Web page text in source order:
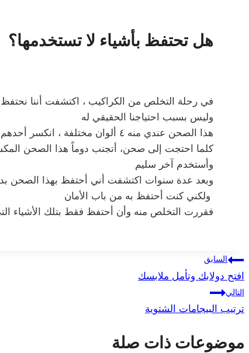
هل تحتفظ بأشياء لا تستخدمها؟
في رحلة التخلص من الكراكيب ، اكتشفت أننا نحتفظ
وليس بسبب احتياجنا الحقيقي له
هذا الصحن عندي منه ٤ ألوان مختلفة ، انكسر أحدهم بذلك الشكل في الصورة
كلما احتجت إلى صحن، أتجنب دوماً هذا الصحن
وأستخدم آخر سليم
وبعد عدة سنوات اكتشفت أني أحتفظ بهذا الصحن
ولكني كنت أحتفظ به من باب الأمان
فقررت التخلص منه وأن أحتفظ فقط بتلك الأشياء
تصفّح
المقالات
السابق
افتح دولابك وتأمل ملابسك
التالي
ترتيب البيجامات الشتوية
موضوعات ذات صلة